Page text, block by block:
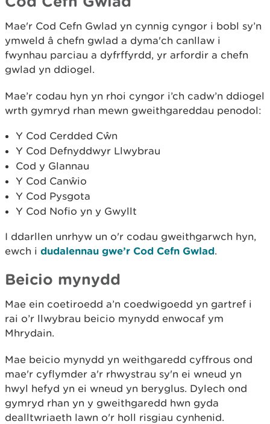
Mae'r Cod Cefn Gwlad yn cynnig cyngor i bobl sy’n
ymweld â chefn gwlad a dyma'ch canllaw i
fwynhau parciau a dyfrffyrdd, yr arfordir a chefn
gwlad yn ddiogel.
Mae’r codau hyn yn rhoi cyngor i’ch cadw’n ddiogel
wrth gymryd rhan mewn gweithgareddau penodol:
Y Cod Cerdded Cŵn
Y Cod Defnyddwyr Llwybrau
Cod y Glannau
Y Cod Canŵio
Y Cod Pysgota
Y Cod Nofio yn y Gwyllt
I ddarllen unrhyw un o'r codau gweithgarwch hyn,
ewch i dudalennau gwe’r Cod Cefn Gwlad.
Beicio mynydd
Mae ein coetiroedd a’n coedwigoedd yn gartref i
rai o’r llwybrau beicio mynydd enwocaf ym
Mhrydain.
Mae beicio mynydd yn weithgaredd cyffrous ond
mae'r cyflymder a'r rhwystrau sy'n ei wneud yn
hwyl hefyd yn ei wneud yn beryglus. Dylech ond
gymryd rhan yn y gweithgaredd hwn gyda
dealltwriaeth lawn o'r holl risgiau cynhenid.